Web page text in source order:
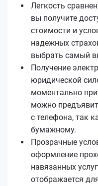
Легкость
вы получите
стоимости и
надежных
выбрать самый
Получение
юридической
моментально
можно
с телефона, так
бумажному.
Прозрачные
оформление
навязанных
отображается